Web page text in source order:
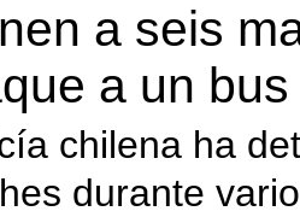
a seis
a un
chilena ha
durante